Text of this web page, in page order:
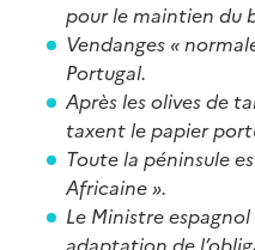
pour le maintien du
Vendanges «
Portugal.
Après les olives de
taxent le papier
Toute la péninsule
Africaine ».
Le Ministre
adaptation de